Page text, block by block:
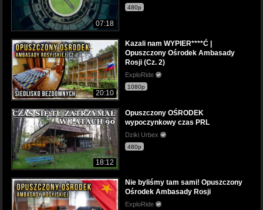
07:18
480p
20:10
Kazali nam WYPIER****Ć |
Opuszczony Ośrodek Ambasady
Rosji (Cz. 2)
ExploRide
1080p
18:12
Opuszczony OŚRODEK
wypoczynkowy czas PRL
Dziki Urbex
480p
Nie byliśmy tam sami! Opuszczony
Ośrodek Ambasady Rosji
ExploRide